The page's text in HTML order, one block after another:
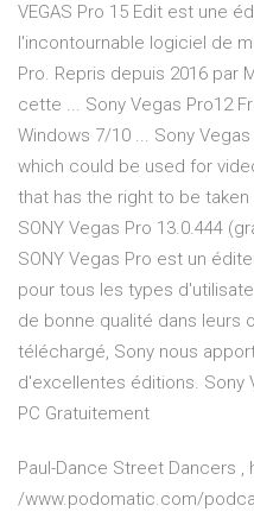
VEGAS Pro 15 Edit est une
l'incontournable logiciel de
Pro. Repris depuis 2016 par
cette ... Sony Vegas Pro12
Windows 7/10 ... Sony
which could be used for
that has the right to be
SONY Vegas Pro 13.0.444
SONY Vegas Pro est un
pour tous les types
de bonne qualité dans leurs
téléchargé, Sony nous
d'excellentes éditions. Sony
PC Gratuitement
Paul-Dance Street Dancers ,
/www.podomatic.com/